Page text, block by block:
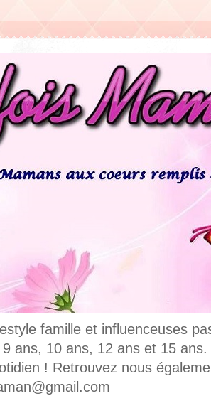
famille et influenceuses
ans, 10 ans, 12 ans et 15
! Retrouvez nous